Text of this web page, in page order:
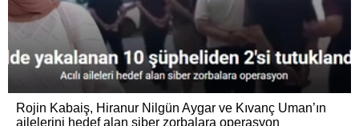
Rojin Kabaiş, Hiranur Nilgün Aygar ve Kıvanç Uman’ın
ailelerini hedef alan siber zorbalara operasyon